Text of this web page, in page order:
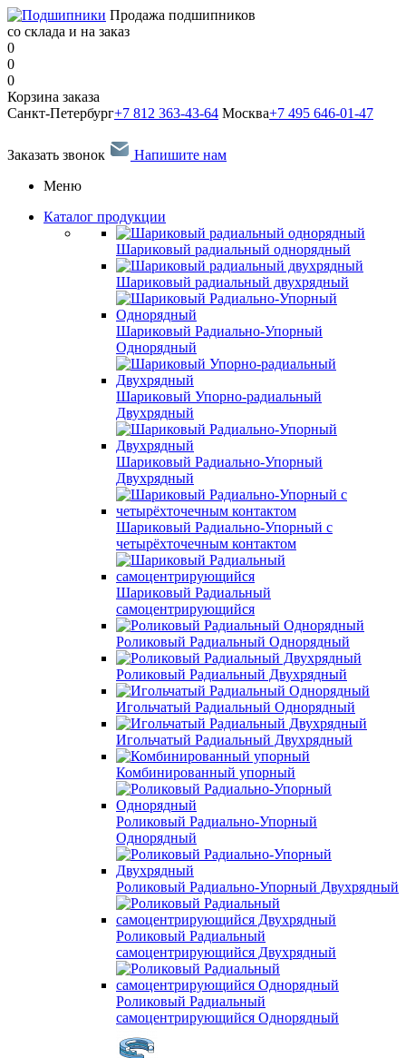
Продажа подшипников
со склада и на заказ
0
0
0
Корзина заказа
Санкт-Петербург+7 812 363-43-64 Москва+7 495 646-01-47
Заказать звонок
Напишите нам
Меню
Каталог продукции
Шариковый радиальный однорядный
Шариковый радиальный двухрядный
Шариковый Радиально-Упорный
Однорядный
Шариковый Упорно-радиальный
Двухрядный
Шариковый Радиально-Упорный
Двухрядный
Шариковый Радиально-Упорный с
четырёхточечным контактом
Шариковый Радиальный
самоцентрирующийся
Роликовый Радиальный Однорядный
Роликовый Радиальный Двухрядный
Игольчатый Радиальный Однорядный
Игольчатый Радиальный Двухрядный
Комбинированный упорный
Роликовый Радиально-Упорный
Однорядный
Роликовый Радиально-Упорный Двухрядный
Роликовый Радиальный
самоцентрирующийся Двухрядный
Роликовый Радиальный
самоцентрирующийся Однорядный